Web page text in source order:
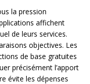
la pression
affichent
de leurs services.
objectives. Les
de base gratuites
précisément l’apport
évite les dépenses